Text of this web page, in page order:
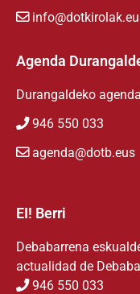
Agenda
Durangaldeko agenda
946 550 033
agenda@dotb.eus
EI! Berri
Debabarrena
actualidad de
946 550 033